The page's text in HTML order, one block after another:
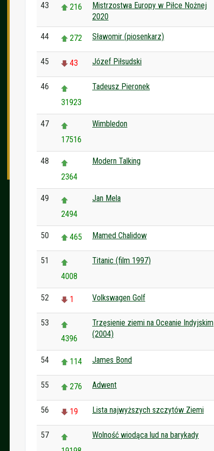
43 216
Mistrzostwa Europy w Piłce Nożnej
2020
44 272 Sławomir (piosenkarz)
45 43 Józef Piłsudski
46
31923
Tadeusz Pieronek
47
17516
Wimbledon
48
2364
Modern Talking
49
2494
Jan Mela
50 465 Mamed Chalidow
51
4008
Titanic (film 1997)
52 1 Volkswagen Golf
53
4396
Trzęsienie ziemi na Oceanie Indyjskim
(2004)
54 114 James Bond
55 276 Adwent
56 19 Lista najwyższych szczytów Ziemi
57
Wolność wiodąca lud na barykady